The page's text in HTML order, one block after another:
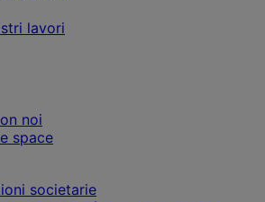
lavori
noi
space
societarie